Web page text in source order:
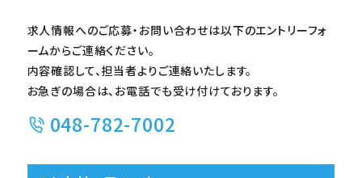
ご利用の流れ
よくある質問
運営会社情報
プライバシーポリシー
求人情報へのご応募・お問い合わせは以下のエントリーフォ
ームからご連絡ください。
内容確認して、担当者よりご連絡いたします。
お急ぎの場合は、お電話でも受け付けております。
048-782-7002